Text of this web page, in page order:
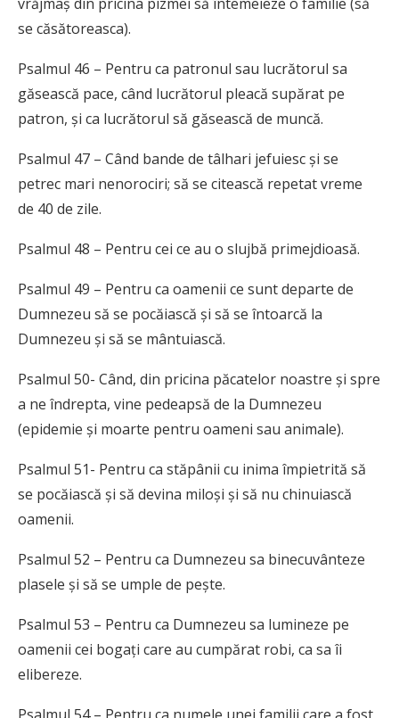
se căsătoreasca).
Psalmul 46 – Pentru ca patronul sau lucrătorul sa
găsească pace, când lucrătorul pleacă supărat pe
patron, și ca lucrătorul să găsească de muncă.
Psalmul 47 – Când bande de tâlhari jefuiesc și se
petrec mari nenorociri; să se citească repetat vreme
de 40 de zile.
Psalmul 48 – Pentru cei ce au o slujbă primejdioasă.
Psalmul 49 – Pentru ca oamenii ce sunt departe de
Dumnezeu să se pocăiască și să se întoarcă la
Dumnezeu și să se mântuiască.
Psalmul 50- Când, din pricina păcatelor noastre și spre
a ne îndrepta, vine pedeapsă de la Dumnezeu
(epidemie și moarte pentru oameni sau animale).
Psalmul 51- Pentru ca stăpânii cu inima împietrită să
se pocăiască și să devina miloși și să nu chinuiască
oamenii.
Psalmul 52 – Pentru ca Dumnezeu sa binecuvânteze
plasele și să se umple de pește.
Psalmul 53 – Pentru ca Dumnezeu sa lumineze pe
oamenii cei bogați care au cumpărat robi, ca sa îi
elibereze.